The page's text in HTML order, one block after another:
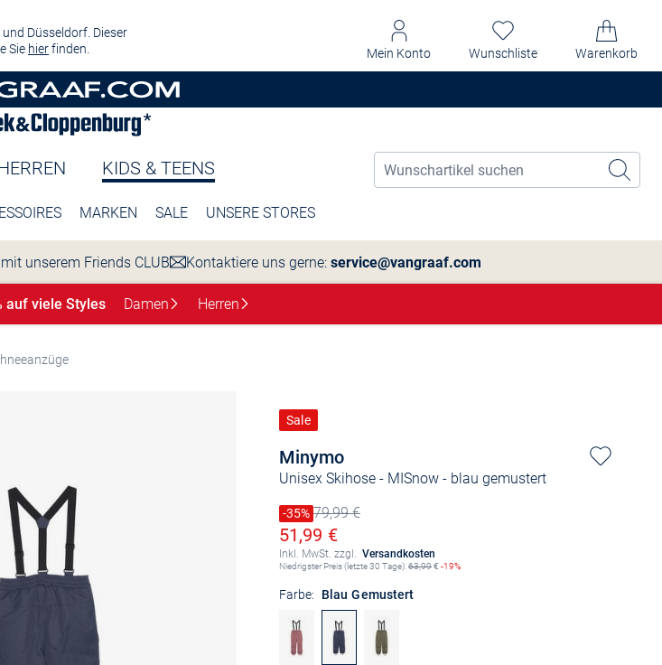
Düsseldorf. Dieser
Sie hierfinden. Mein Konto Wunschliste Warenkorb
KIDS & TEENS
MARKEN SALE UNSERE STORES
unserem Friends CLUB Kontaktiere uns gerne: service@vangraaf.com
auf viele Styles Damen Herren
Minymo
Unisex Skihose - MISnow- blau gemustert
Sale
Preis reduziert um
-35%
Alter Preis79,99 €
Ermäßigter Preis
51,99 €
Inkl. MwSt. zzgl. Versandkosten
Niedrigster Preis (letzte 30 Tage):63,99€ -19%
Farbe: Blau Gemustert